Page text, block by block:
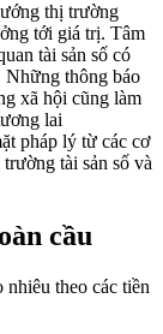
thị trường
tới giá trị. Tâm
tài sản số có
Những thông báo
xã hội cũng làm
lai
pháp lý từ các cơ
tài sản số và
cầu
theo các tiền